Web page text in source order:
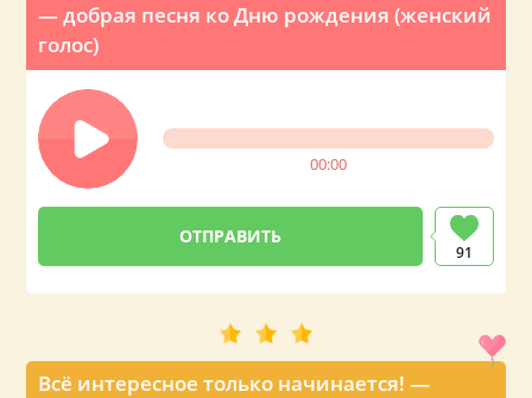
— добрая песня ко Дню рождения (женский
голос)
00:00
91
Всё интересное только начинается! —